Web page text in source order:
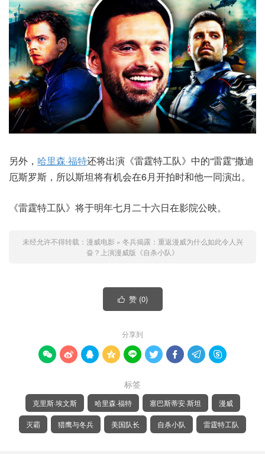
另外， 哈里森·福特还将出演《雷霆特工队》中的“雷霆”撒迪
厄斯罗斯，所以斯坦将有机会在6月开拍时和他一同演出。
《雷霆特工队》将于明年七月二十六日在影院公映。
未经允许不得转载： 漫威电影 » 冬兵揭露：重返漫威为什么如此令人兴
奋？上演漫威版《自杀小队》
 赞 (0)
分享到
        
标签
克里斯·埃文斯 哈里森·福特 塞巴斯蒂安·斯坦 漫威
灭霸 猎鹰与冬兵 美国队长 自杀小队 雷霆特工队